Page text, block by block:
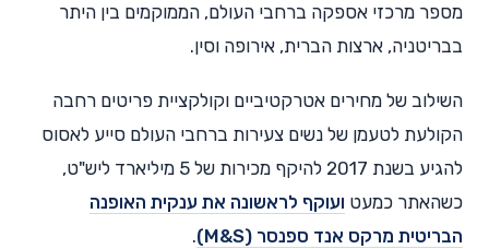
מספר מרכזי אספקה ברחבי העולם, הממוקמים בין היתר
בבריטניה, ארצות הברית, אירופה וסין.
השילוב של מחירים אטרקטיביים וקולקציית פריטים רחבה
הקולעת לטעמן של נשים צעירות ברחבי העולם סייע לאסוס
להגיע בשנת 2017 להיקף מכירות של 5 מיליארד ליש"ט,
כשהאתר כמעט ועוקף לראשונה את ענקית האופנה
הבריטית מרקס אנד ספנסר (M&S)
.